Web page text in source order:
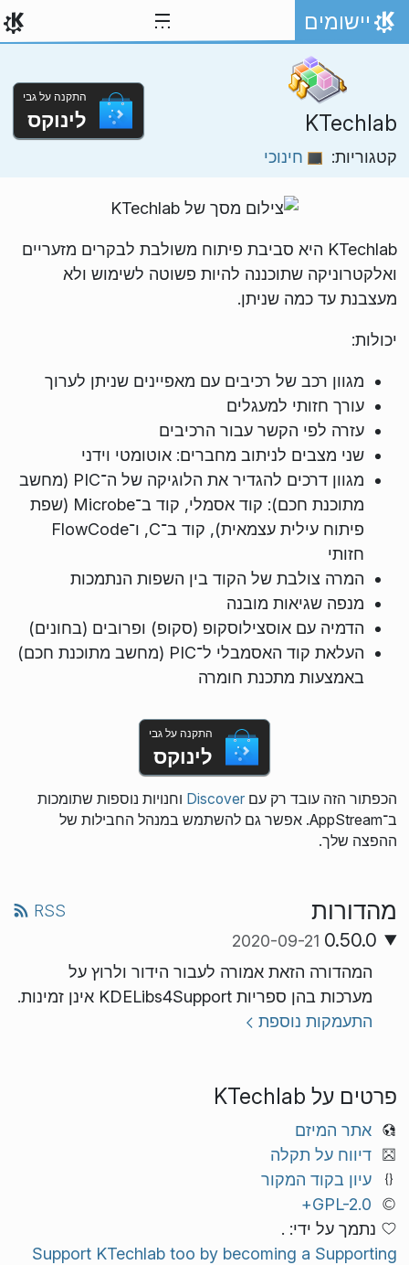
דילוג לתוכן
אתר הבית
יישומים
KTechlab
קטגוריות: חינוכי
התקנה על גבי
לינוקס
KTechlab היא סביבת פיתוח משולבת לבקרים מזעריים
ואלקטרוניקה שתוכננה להיות פשוטה לשימוש ולא
מעצבנת עד כמה שניתן.
יכולות:
מגוון רכב של רכיבים עם מאפיינים שניתן לערוך
עורך חזותי למעגלים
עזרה לפי הקשר עבור הרכיבים
שני מצבים לניתוב מחברים: אוטומטי וידני
מגוון דרכים להגדיר את הלוגיקה של ה־PIC (מחשב
מתוכנת חכם): קוד אסמלי, קוד ב־Microbe (שפת
פיתוח עילית עצמאית), קוד ב־C, ו־FlowCode
חזותי
המרה צולבת של הקוד בין השפות הנתמכות
מנפה שגיאות מובנה
הדמיה עם אוסצילוסקופ (סקופ) ופרובים (בחונים)
העלאת קוד האסמבלי ל־PIC (מחשב מתוכנת חכם)
באמצעות מתכנת חומרה
התקנה על גבי
לינוקס
הכפתור הזה עובד רק עםDiscover וחנויות נוספות שתומכות
ב־AppStream. אפשר גם להשתמש במנהל החבילות של
ההפצה שלך.
מהדורות RSS
0.50.0
2020-09-21
המהדורה הזאת אמורה לעבור הידור ולרוץ על
מערכות בהן ספריות KDELibs4Support אינן זמינות.
התעמקות נוספת
פרטים על KTechlab
אתר המיזם
דיווח על תקלה
עיון בקוד המקור
GPL-2.0+
נתמך על ידי: .
Support KTechlab too by becoming a Supporting